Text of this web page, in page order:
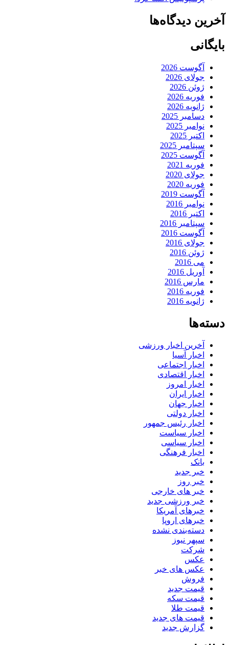
آخرین دیدگاه‌ها
بایگانی
آگوست 2026
جولای 2026
ژوئن 2026
فوریه 2026
ژانویه 2026
دسامبر 2025
نوامبر 2025
اکتبر 2025
سپتامبر 2025
آگوست 2025
فوریه 2021
جولای 2020
فوریه 2020
آگوست 2019
نوامبر 2016
اکتبر 2016
سپتامبر 2016
آگوست 2016
جولای 2016
ژوئن 2016
می 2016
آوریل 2016
مارس 2016
فوریه 2016
ژانویه 2016
دسته‌ها
آخرین اخبار ورزشی
اخبار آسیا
اخبار اجتماعی
اخبار اقتصادی
اخبار امروز
اخبار ایران
اخبار جهان
اخبار دولتی
اخبار رئیس جمهور
اخبار سیاست
اخبار سیاسی
اخبار فرهنگی
بانک
خبر جدید
خبر روز
خبر های خارجی
خبر ورزشی جدید
خبرهای آمریکا
خبرهای اروپا
دسته‌بندی نشده
سپهر نیوز
شرکت
عکس
عکس های خبر
فروش
قیمت جدید
قیمت سکه
قیمت طلا
قیمت های جدید
گزارش جدید